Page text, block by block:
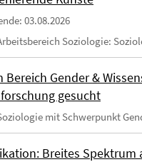
03.08.2026
Soziologie:
Bereich Gender &
gesucht
mit Schwerpunkt
Breites Spektrum